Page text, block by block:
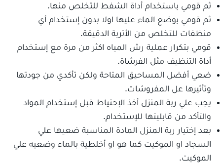
ثم قومي باستخدام أداة الشفط للتخلص منها.
ثم قومي بوضع الماء عليها اولا بدون إستخدام أي
منظفات للتخلص من الأتربة الدقيقة.
قومي بتكرار عملية رش المياه اكثر من مرة مع إستخدام
أداة التنظيف مثل الفرشاة.
ضعي أفضل المساحيق المتاحة ولكن تأكدي من جودتها
وتأثيرها عل المفروشات.
يجب علي ربة المنزل أخذ الإحتياط قبل إستخدام المواد
والتأكد من قابليتها للإستخدام.
بعد إختيار ربة المنزل المادة المناسبة ضعيها علي
السجاد او الموكيت كما هو او أخلطية بالماء وضعيه علي
الموكيت.